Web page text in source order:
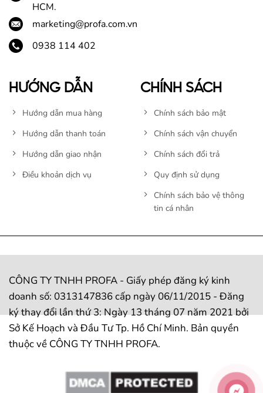
HCM.
marketing@profa.com.vn
0938 114 402
HƯỚNG DẪN
Hướng dẫn mua hàng
Hướng dẫn thanh toán
Hướng dẫn giao nhận
Điều khoản dịch vụ
CHÍNH SÁCH
Chính sách bảo mật
Chính sách vận chuyển
Chính sách đổi trả
Quy định sử dụng
Chính sách bảo vệ thông
tin cá nhân
CÔNG TY TNHH PROFA - Giấy phép đăng ký kinh
doanh số: 0313147836 cấp ngày 06/11/2015 - Đăng
ký thay đổi lần thứ 3: Ngày 13 tháng 07 năm 2021 bởi
Sở Kế Hoạch và Đầu Tư Tp. Hồ Chí Minh. Bản quyền
thuộc về CÔNG TY TNHH PROFA.